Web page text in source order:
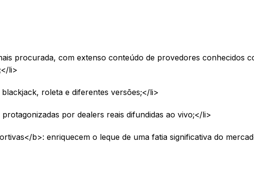
procurada, com extenso conteúdo de provedores conhecidos
li>
roleta e diferentes versões;</li>
por dealers reais difundidas ao vivo;</li>
b>: enriquecem o leque de uma fatia significativa do